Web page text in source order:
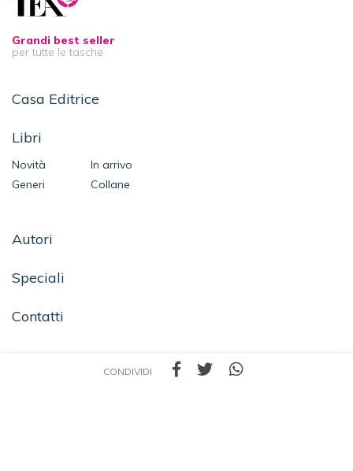
CONDIVIDI
Grandi best seller
per tutte le tasche
Casa Editrice
Libri
Novità
In arrivo
Generi
Collane
Autori
Speciali
Contatti